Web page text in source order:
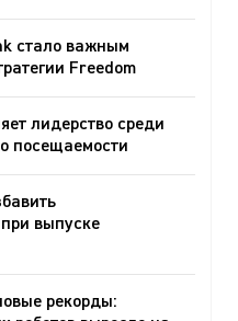
стало важным
Freedom
лидерство среди
посещаемости
при выпуске
рекорды: